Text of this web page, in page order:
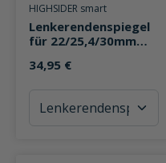
Durchschnittliche
HIGHSIDER smart
Lenkerendenspiegel
für 22/25,4/30mm
34,95 €